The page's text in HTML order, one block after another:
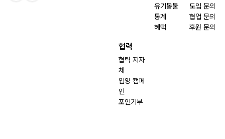
유기동물
통계
혜택
도입 문의
협업 문의
후원 문의
협력
협력 지자
체
입양 캠페
인
포인기부